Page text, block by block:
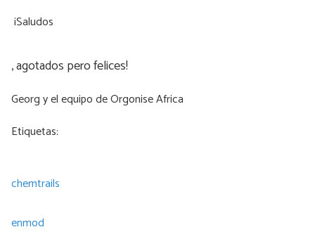
¡Saludos
, agotados pero felices!
Georg y el equipo de Orgonise Africa
Etiquetas:
chemtrails
enmod